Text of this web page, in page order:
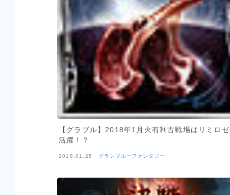
【グラブル】2018年1月火有利古戦場はリミロ
活躍！？
2018.01.25 グランブルーファンタジー